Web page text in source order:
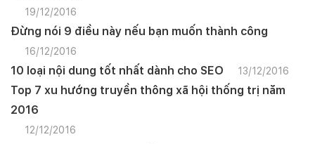
19/12/2016
Đừng nói 9 điều này nếu bạn muốn thành công
16/12/2016
10 loại nội dung tốt nhất dành cho SEO 13/12/2016
Top 7 xu hướng truyền thông xã hội thống trị năm
2016
12/12/2016